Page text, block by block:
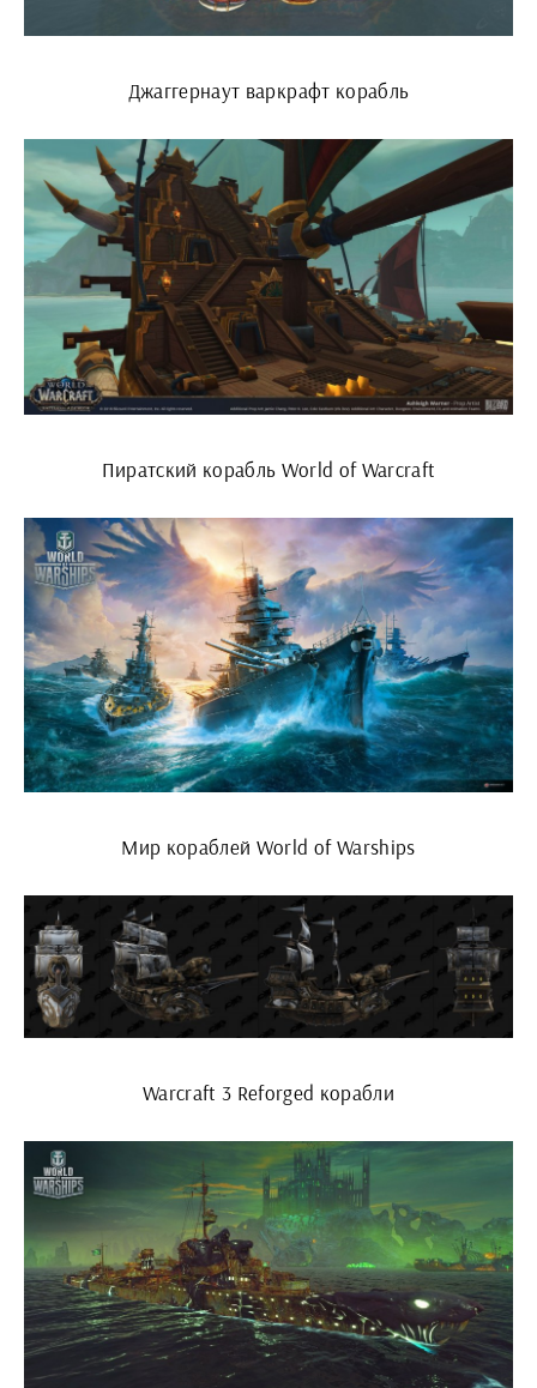
Джаггернаут варкрафт корабль
Пиратский корабль World of Warcraft
Мир кораблей World of Warships
Warcraft 3 Reforged корабли